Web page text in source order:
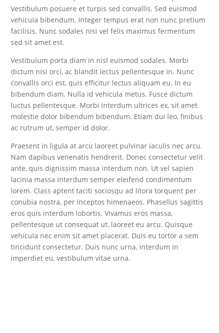
Vestibulum posuere et turpis sed convallis. Sed euismod
vehicula bibendum. Integer tempus erat non nunc pretium
facilisis. Nunc sodales nisi vel felis maximus fermentum
sed sit amet est.
Vestibulum porta diam in nisl euismod sodales. Morbi
dictum nisi orci, ac blandit lectus pellentesque in. Nunc
convallis orci est, quis efficitur lectus aliquam eu. In eu
bibendum diam. Nulla id vehicula metus. Fusce dictum
luctus pellentesque. Morbi interdum ultrices ex, sit amet
molestie dolor bibendum bibendum. Etiam dui leo, finibus
ac rutrum ut, semper id dolor.
Praesent in ligula at arcu laoreet pulvinar iaculis nec arcu.
Nam dapibus venenatis hendrerit. Donec consectetur velit
ante, quis dignissim massa interdum non. Ut vel sapien
lacinia massa interdum semper eleifend condimentum
lorem. Class aptent taciti sociosqu ad litora torquent per
conubia nostra, per inceptos himenaeos. Phasellus sagittis
eros quis interdum lobortis. Vivamus eros massa,
pellentesque ut consequat ut, laoreet eu arcu. Quisque
vehicula nec enim sit amet placerat. Duis eu tortor a sem
tincidunt consectetur. Duis nunc urna, interdum in
imperdiet eu, vestibulum vitae urna.